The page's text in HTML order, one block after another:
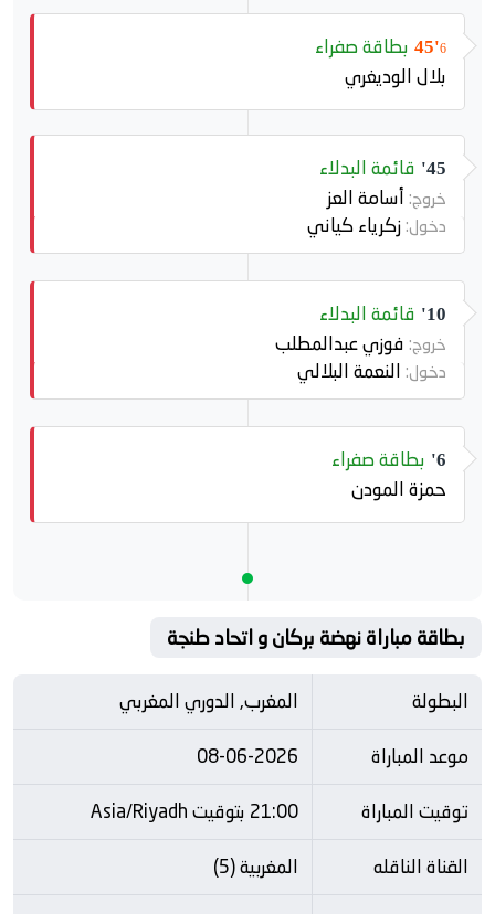
45'6
بطاقة صفراء
بلال الوديغري
45' قائمة البدلاء
خروج: أسامة العز
دخول:زكرياء كياني
10' قائمة البدلاء
خروج: فوزي عبدالمطلب
دخول: النعمة البلالي
6' بطاقة صفراء
حمزة المودن
بطاقة مباراة نهضة بركان و اتحاد طنجة
البطولة
المغرب, الدوري المغربي
موعد المباراة
08-06-2026
توقيت المباراة
21:00 بتوقيت Asia/Riyadh
القناة الناقله
المغربية (5)